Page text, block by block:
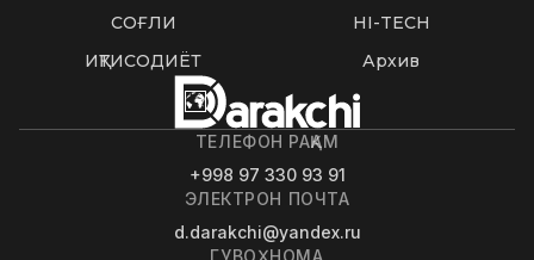
СОҒЛИҚ
HI-TECH
ИҚТИСОДИЁТ
Архив
ТЕЛЕФОН РАҚАМ
+998 97 330 93 91
ЭЛЕКТРОН ПОЧТА
d.darakchi@yandex.ru
ГУВОҲНОМА